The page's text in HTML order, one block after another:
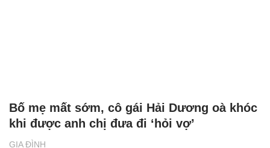
GIA ĐÌNH
Bố mẹ mất sớm, cô gái Hải Dương oà khóc
khi được anh chị đưa đi ‘hỏi vợ’